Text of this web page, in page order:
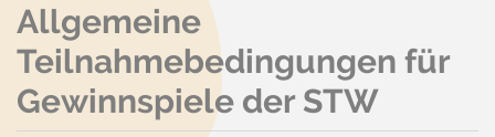
Allgemeine
Teilnahmebedingungen für
Gewinnspiele der STW